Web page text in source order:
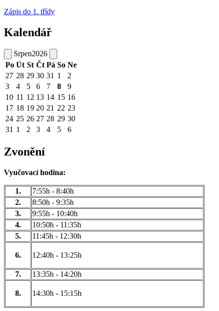
Zápis do 1. třídy
Kalendář
Srpen2026
Po Út St Čt Pá So Ne
27 28 29 30 31 1
2
3
4 5 6 7 8
9
10 11 12 13 14 15 16
17 18 19 20 21 22 23
24 25 26 27 28 29 30
31 1 2 3 4 5 6
Zvonění
Vyučovací hodina:
1.
7:55h - 8:40h
2.
8:50h - 9:35h
3.
9:55h - 10:40h
4.
10:50h - 11:35h
5.
11:45h - 12:30h
6. 12:40h - 13:25h
7. 13:35h - 14:20h
8. 14:30h - 15:15h